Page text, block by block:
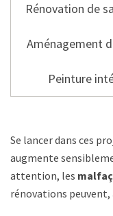
Rénovation de
Aménagement
Peinture
Se lancer dans ces
augmente
attention, les
rénovations